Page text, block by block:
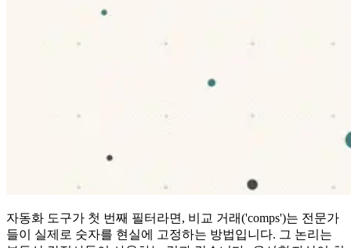
자동화 도구가 첫 번째 필터라면, 비교 거래('comps')는 전문가
들이 실제로 숫자를 현실에 고정하는 방법입니다. 그 논리는